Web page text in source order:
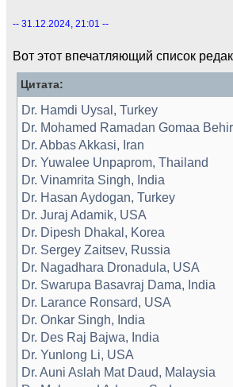
-- 31.12.2024, 21:01 --
Вот этот впечатляющий список
Цитата:
Dr. Hamdi Uysal, Turkey
Dr. Mohamed Ramadan Gomaa
Dr. Abbas Akkasi, Iran
Dr. Yuwalee Unpaprom, Thailand
Dr. Vinamrita Singh, India
Dr. Hasan Aydogan, Turkey
Dr. Juraj Adamik, USA
Dr. Dipesh Dhakal, Korea
Dr. Sergey Zaitsev, Russia
Dr. Nagadhara Dronadula, USA
Dr. Swarupa Basavraj Dama, India
Dr. Larance Ronsard, USA
Dr. Onkar Singh, India
Dr. Des Raj Bajwa, India
Dr. Yunlong Li, USA
Dr. Auni Aslah Mat Daud, Malaysia